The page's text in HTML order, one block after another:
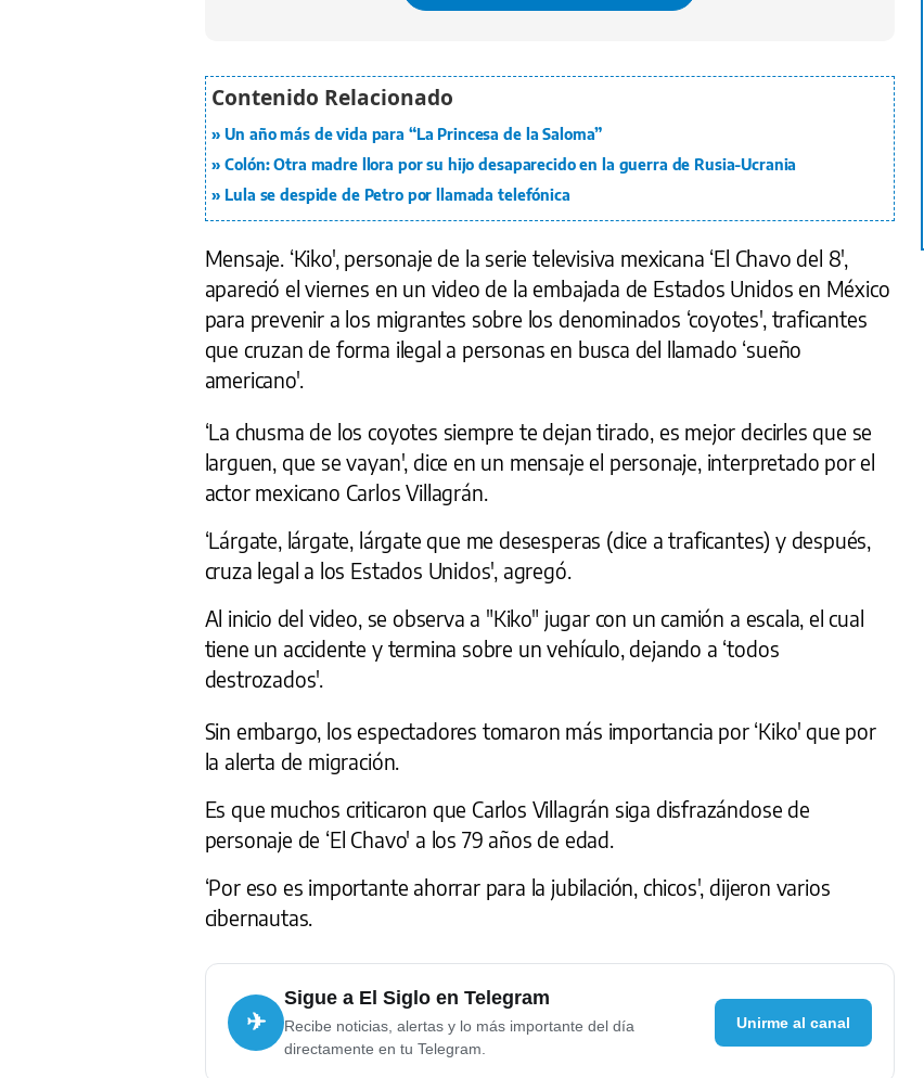
Un año más de vida para “La Princesa de la Saloma”
Colón: Otra madre llora por su hijo desaparecido en la guerra de Rusia-Ucrania
Lula se despide de Petro por llamada telefónica
Mensaje. ‘Kiko', personaje de la serie televisiva mexicana ‘El Chavo del 8',
apareció el viernes en un video de la embajada de Estados Unidos en México
para prevenir a los migrantes sobre los denominados ‘coyotes', traficantes
que cruzan de forma ilegal a personas en busca del llamado ‘sueño
americano'.
‘La chusma de los coyotes siempre te dejan tirado, es mejor decirles que se
larguen, que se vayan', dice en un mensaje el personaje, interpretado por el
actor mexicano Carlos Villagrán.
‘Lárgate, lárgate, lárgate que me desesperas (dice a traficantes) y después,
cruza legal a los Estados Unidos', agregó.
Al inicio del video, se observa a "Kiko" jugar con un camión a escala, el cual
tiene un accidente y termina sobre un vehículo, dejando a ‘todos
destrozados'.
Sin embargo, los espectadores tomaron más importancia por ‘Kiko' que por
la alerta de migración.
Es que muchos criticaron que Carlos Villagrán siga disfrazándose de
personaje de ‘El Chavo' a los 79 años de edad.
‘Por eso es importante ahorrar para la jubilación, chicos', dijeron varios
cibernautas.
✈
Sigue a El Siglo en Telegram
Recibe noticias, alertas y lo más importante del día
directamente en tu Telegram.
Unirme al canal